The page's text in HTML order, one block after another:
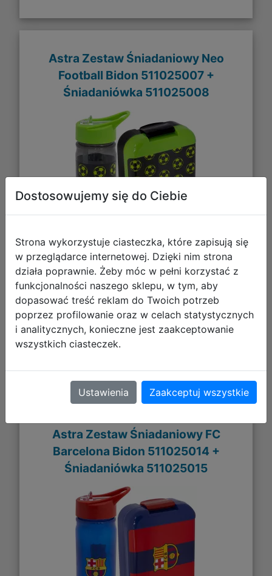
Astra Zestaw Śniadaniowy Neo
Football Bidon 511025007 +
Śniadaniówka 511025008
29,98 zł
DO KOSZYKA
Galeria zdjęć
Astra Zestaw Śniadaniowy FC
Barcelona Bidon 511025014 +
Śniadaniówka 511025015
Dostosowujemy się do Ciebie
Strona wykorzystuje ciasteczka, które zapisują się
w przeglądarce internetowej. Dzięki nim strona
działa poprawnie. Żeby móc w pełni korzystać z
funkcjonalności naszego sklepu, w tym, aby
dopasować treść reklam do Twoich potrzeb
poprzez profilowanie oraz w celach statystycznych
i analitycznych, konieczne jest zaakceptowanie
wszystkich ciasteczek.
Ustawienia Zaakceptuj wszystkie